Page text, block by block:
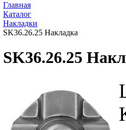
Главная
Каталог
Накладки
SK36.26.25 Накладка
SK36.26.25